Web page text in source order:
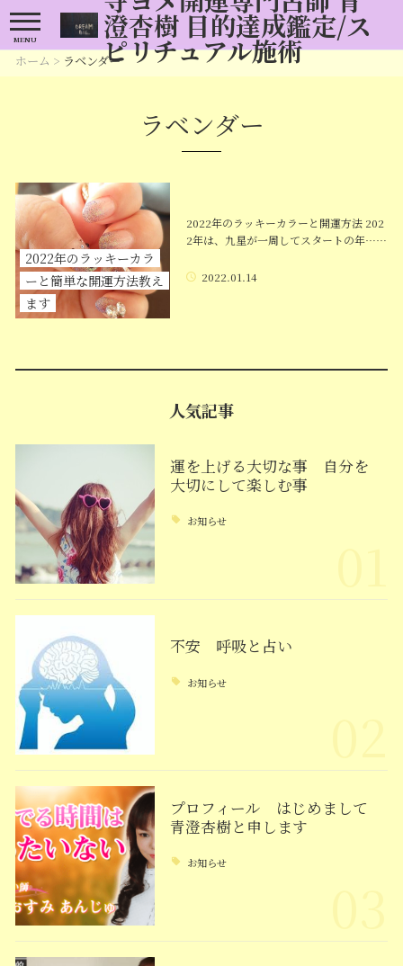
澄杏樹 目的達成鑑定/ス
ピリチュアル施術
MENU
ホーム > ラベンダー
ラベンダー
2022年のラッキーカラ
ーと簡単な開運方法教え
ます
2022年のラッキーカラーと開運方法 202
2年は、九星が一周してスタートの年……
2022.01.14
人気記事
運を上げる大切な事 自分を
大切にして楽しむ事
お知らせ
不安 呼吸と占い
お知らせ
プロフィール はじめまして
青澄杏樹と申します
お知らせ